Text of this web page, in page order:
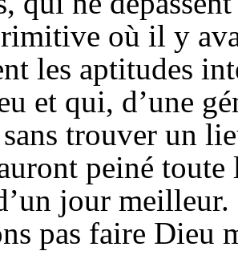
où il y
les aptitudes
et qui, d’une
trouver un
peiné toute
jour
pas faire Dieu